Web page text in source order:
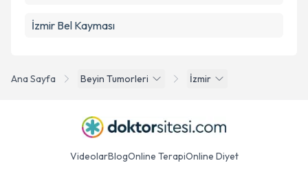
Ana Sayfa Beyin Tumorleri İzmir
İzmir Bel Kayması
VideolarBlogOnline TerapiOnline Diyet